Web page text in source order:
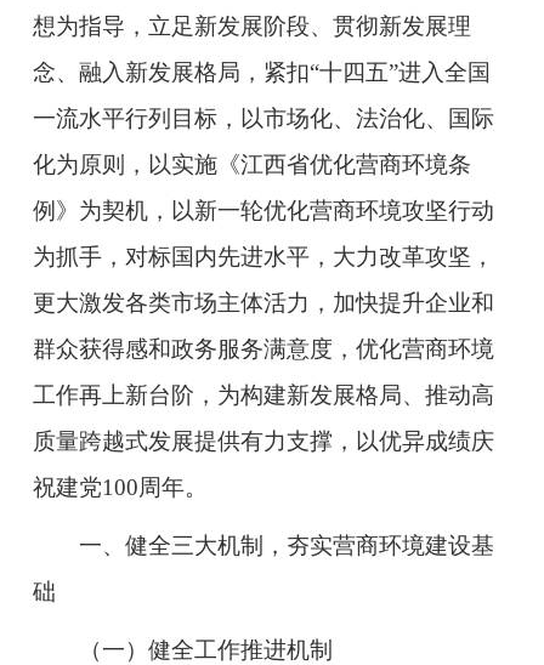
想为指导，立足新发展阶段、贯彻新发展理
念、融入新发展格局，紧扣“十四五”进入全国
一流水平行列目标，以市场化、法治化、国际
化为原则，以实施《江西省优化营商环境条
例》为契机，以新一轮优化营商环境攻坚行动
为抓手，对标国内先进水平，大力改革攻坚，
更大激发各类市场主体活力，加快提升企业和
群众获得感和政务服务满意度，优化营商环境
工作再上新台阶，为构建新发展格局、推动高
质量跨越式发展提供有力支撑，以优异成绩庆
祝建党100周年。
一、健全三大机制，夯实营商环境建设基
础
（一）健全工作推进机制